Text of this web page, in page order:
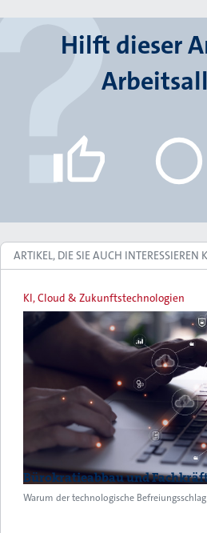
Hilft dieser
ARTIKEL, DIE SIE AUCH INTERESSIEREN
KI, Cloud & Zukunftstechnologien
Bürokratieabbau und
Warum der technologische